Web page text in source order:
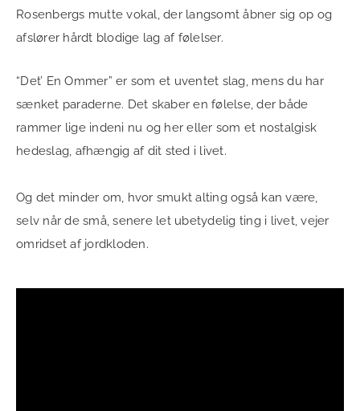
Rosenbergs mutte vokal, der langsomt åbner sig op og
afslører hårdt blodige lag af følelser.
“Det’ En Ommer” er som et uventet slag, mens du har
sænket paraderne. Det skaber en følelse, der både
rammer lige indeni nu og her eller som et nostalgisk
hedeslag, afhængig af dit sted i livet.
Og det minder om, hvor smukt alting også kan være,
selv når de små, senere let ubetydelig ting i livet, vejer
omridset af jordkloden.